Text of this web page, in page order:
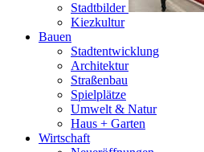
Stadtbilder
Kiezkultur
Bauen
Stadtentwicklung
Architektur
Straßenbau
Spielplätze
Umwelt & Natur
Haus + Garten
Wirtschaft